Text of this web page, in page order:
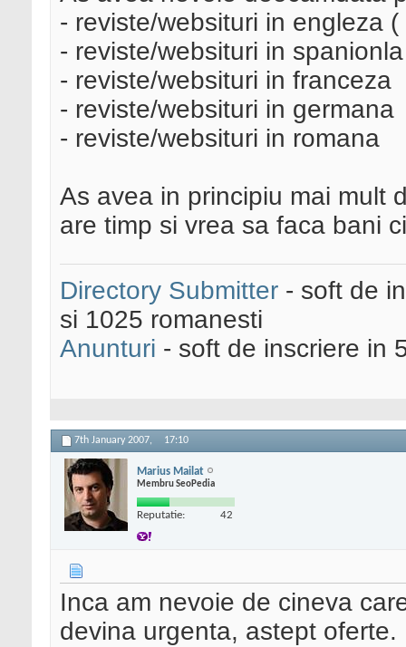
- reviste/websituri in engleza
- reviste/websituri in spanionla
- reviste/websituri in franceza
- reviste/websituri in germana
- reviste/websituri in romana
As avea in principiu mai mult
are timp si vrea sa faca bani
Directory Submitter - soft de
si 1025 romanesti
Anunturi - soft de inscriere in
7th January 2007, 17:10
Marius Mailat
Membru SeoPedia
Reputatie: 42
Inca am nevoie de cineva
devina urgenta, astept oferte.